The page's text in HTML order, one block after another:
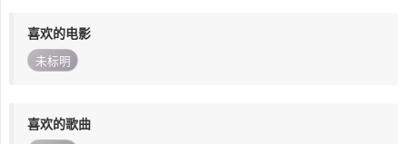
喜欢的电影
未标明
喜欢的歌曲